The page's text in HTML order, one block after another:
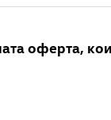
оферта,